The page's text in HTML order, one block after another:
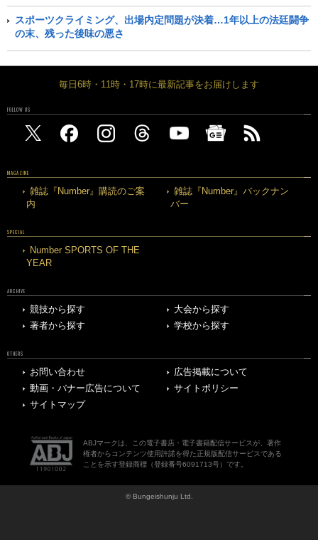
スポーツクライミング、出場内定問題が決着…1年以上の法廷闘争
の末、残った後味の悪さ
毎日6時・11時・17時に最新記事をお届けします
FOLLOW US
MAGAZINE
雑誌『Number』購読のご案
内
雑誌『Number』バックナン
バー
SPECIAL
Number SPORTS OF THE
YEAR
ARCHIVE
競技から探す
大会から探す
著者から探す
学校から探す
OTHERS
お問い合わせ
広告掲載について
動画・バナー広告について
サイトポリシー
サイトマップ
ABJマークは、この電子書店・電子書籍配信サービスが、著作
権者からコンテンツ使用許諾を得た正規版配信サービスである
ことを示す登録商標（登録番号6091713号）です。
© Bungeishunju Ltd.